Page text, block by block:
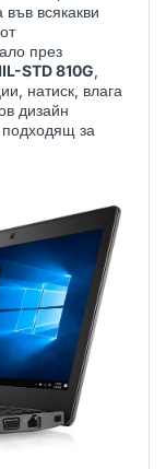
всякакви
през
STD 810G,
натиск, влага
дизайн
за